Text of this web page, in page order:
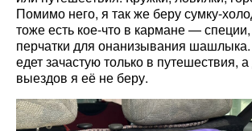
Помимо него, я так же беру сумку-
тоже есть кое-что в кармане —
перчатки для онанизывания
едет зачастую только в путешествия,
выездов я её не беру.